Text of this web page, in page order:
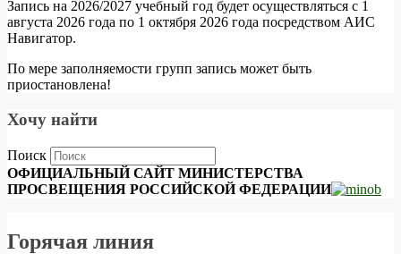
Запись на 2026/2027 учебный год будет осуществляться с 1
августа 2026 года по 1 октября 2026 года посредством АИС
Навигатор.
По мере заполняемости групп запись может быть
приостановлена!
Хочу найти
Поиск
ОФИЦИАЛЬНЫЙ САЙТ МИНИСТЕРСТВА
ПРОСВЕЩЕНИЯ РОССИЙСКОЙ ФЕДЕРАЦИИ
Горячая линия